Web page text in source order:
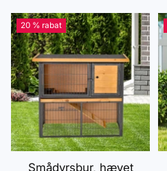
53 x 99,5 cm
20 % rabat
Smådyrsbur, hævet